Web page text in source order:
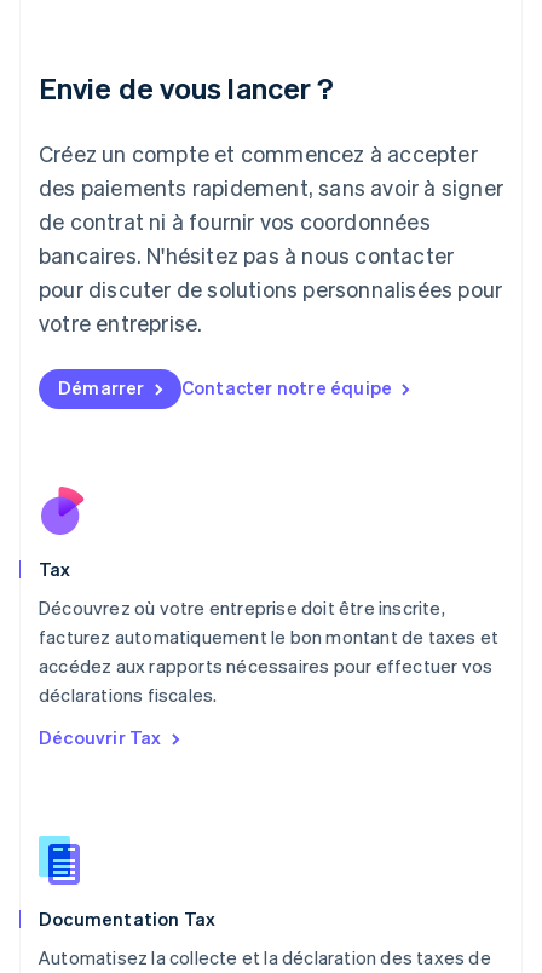
Envie de vous lancer ?
Créez un compte et commencez à accepter
des paiements rapidement, sans avoir à signer
de contrat ni à fournir vos coordonnées
bancaires. N'hésitez pas à nous contacter
pour discuter de solutions personnalisées pour
votre entreprise.
Démarrer Contacter notre équipe
Tax
Découvrez où votre entreprise doit être inscrite,
facturez automatiquement le bon montant de taxes et
accédez aux rapports nécessaires pour effectuer vos
déclarations fiscales.
Découvrir Tax
Documentation Tax
Automatisez la collecte et la déclaration des taxes de
English
Italie
Japon
日本語
Lettonie
English
Liechtenstein
DeutschEnglish
English
FrançaisDeutschEnglish
Malaisie
Mexique
Español
Nouvelle-Zélande
Pays-Bas
NederlandsEnglish
Pologne
Portugal
République tchèque
English
English
Royaume-Uni